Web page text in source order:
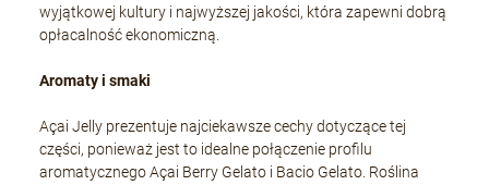
wyjątkowej kultury i najwyższej jakości, która zapewni dobrą
opłacalność ekonomiczną.
Aromaty i smaki
Açai Jelly prezentuje najciekawsze cechy dotyczące tej
części, ponieważ jest to idealne połączenie profilu
aromatycznego Açai Berry Gelato i Bacio Gelato. Roślina